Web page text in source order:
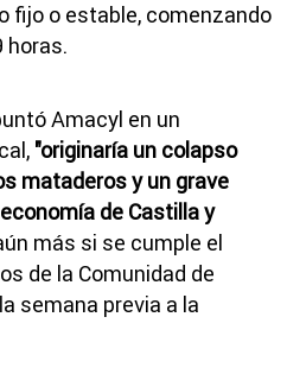
fijo o estable, comenzando
horas.
Amacyl en un
"originaría un colapso
mataderos y un grave
de Castilla y
más si se cumple el
de la Comunidad de
semana previa a la